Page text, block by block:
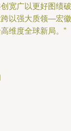
宽广以更好图绩破
跨以强大质领—宏徽
维度全球新局。”